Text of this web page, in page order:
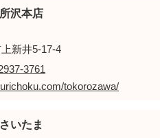
所沢本店
新井5-17-4
3761
tokorozawa/
さいたま